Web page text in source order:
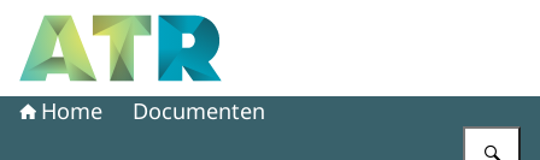
Naar de homepage van Adviescollege toetsing regeldruk
Home Documenten